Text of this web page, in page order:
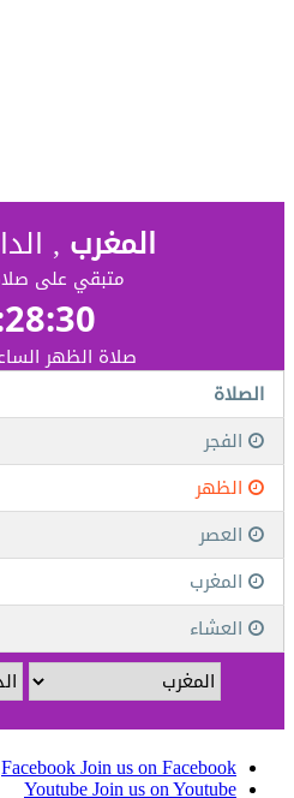
Facebook Join us on Facebook
Youtube Join us on Youtube